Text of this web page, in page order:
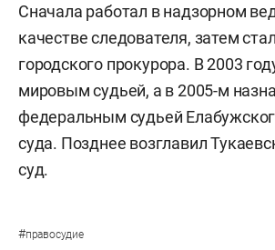
Сначала работал в надзорном
качестве следователя, затем
городского прокурора. В 2003
мировым судьей, а в 2005-м
федеральным судьей
суда. Позднее возглавил
суд.
#правосудие